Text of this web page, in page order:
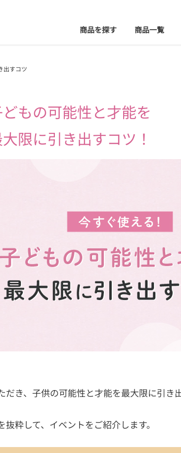
商品を探す 商品一覧
出すコツ
もの可能性と才能を
限に引き出すコツ！
き、子供の可能性と才能を最大限に引き
粋して、イベントをご紹介します。